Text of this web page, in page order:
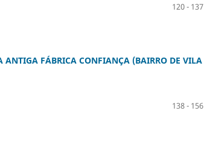
120 - 137
ANTIGA FÁBRICA CONFIANÇA (BAIRRO DE VILA
138 - 156